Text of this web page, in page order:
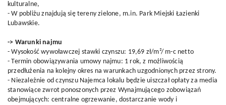
kulturalne,
- W pobliżu znajdują się tereny zielone, m.in. Park Miejski Łazienki
Lubawskie.
-> Warunki najmu
- Wysokość wywoławczej stawki czynszu: 19,69 zł/m²/ m-c netto
- Termin obowiązywania umowy najmu: 1 rok, z możliwością
przedłużenia na kolejny okres na warunkach uzgodnionych przez strony.
- Niezależnie od czynszu Najemca lokalu będzie uiszczał opłaty za media
stanowiące zwrot ponoszonych przez Wynajmującego zobowiązań
obejmujących: centralne ogrzewanie, dostarczanie wody i